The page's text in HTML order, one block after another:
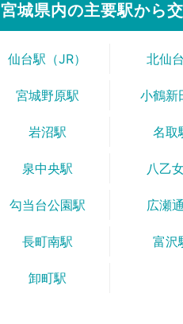
宮城県内の主要駅から
仙台駅（JR） 北仙
宮城野原駅 小鶴新
岩沼駅 名取
泉中央駅 八乙
勾当台公園駅 広瀬
長町南駅 富沢
卸町駅